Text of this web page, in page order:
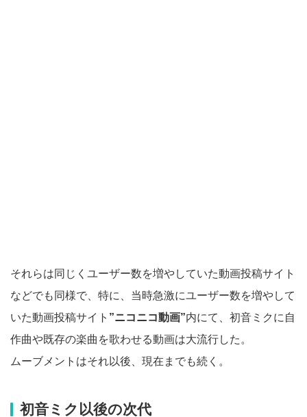
それらは同じくユーザー数を増やしていた動画投稿サイト
などでも同様で、特に、当時急激にユーザー数を増やして
いた動画投稿サイト ”ニコニコ動画”内にて、初音ミクに自
作曲や既存の楽曲を歌わせる動画は大流行した。
ムーブメントはそれ以後、現在までも続く。
初音ミク以後の次代